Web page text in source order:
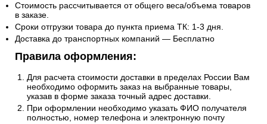
Стоимость рассчитывается от общего веса/объема товаров
в заказе.
Сроки отгрузки товара до пункта приема ТК: 1-3 дня.
Доставка до транспортных компаний — Бесплатно
Правила оформления:
Для расчета стоимости доставки в пределах России Вам
необходимо оформить заказ на выбранные товары,
указав в форме заказа точный адрес доставки.
При оформлении необходимо указать ФИО получателя
полностью, номер телефона и электронную почту